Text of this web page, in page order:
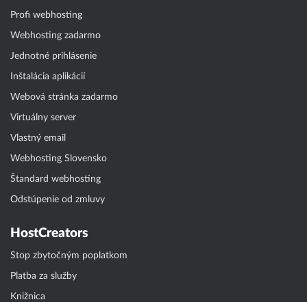
Profi webhosting
Webhosting zadarmo
Jednotné prihlásenie
Inštalácia aplikácií
Webová stránka zadarmo
Virtuálny server
Vlastný email
Webhosting Slovensko
Štandard webhosting
Odstúpenie od zmluvy
HostCreators
Stop zbytočným poplatkom
Platba za služby
Knižnica